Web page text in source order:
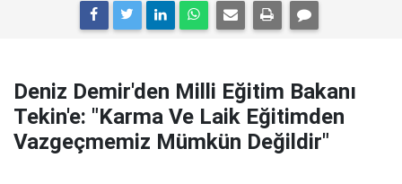
Deniz Demir'den Milli Eğitim Bakanı
Tekin'e: "Karma Ve Laik Eğitimden
Vazgeçmemiz Mümkün Değildir"